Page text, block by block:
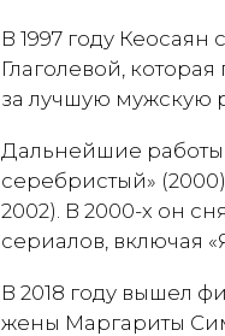
В 1997 году
Глаголевой,
за лучшую мужскую
Дальнейшие работы
серебристый»
2002). В 2000-х он
сериалов, включая
В 2018 году вышел
жены Маргариты